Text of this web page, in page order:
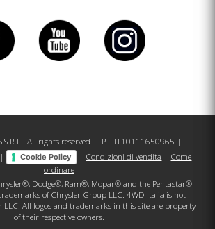
S.R.L.. All rights reserved. | P.I. IT10111650965 |
| Cookie Policy | Condizioni di vendita | Come
ordinare
Dodge®, Ram®, Mopar® and the Pentastar®
of Chrysler Group LLC. 4WD Italia is not
LLC. All logos and trademarks in this site are property
of their respective owners.